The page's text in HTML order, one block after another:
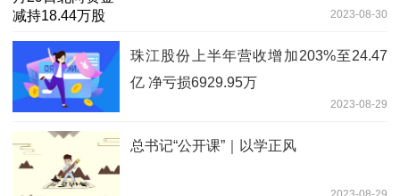
2023-08-30
珠江股份上半年营收增加203%至24.47
亿 净亏损6929.95万
2023-08-29
总书记“公开课”｜以学正风